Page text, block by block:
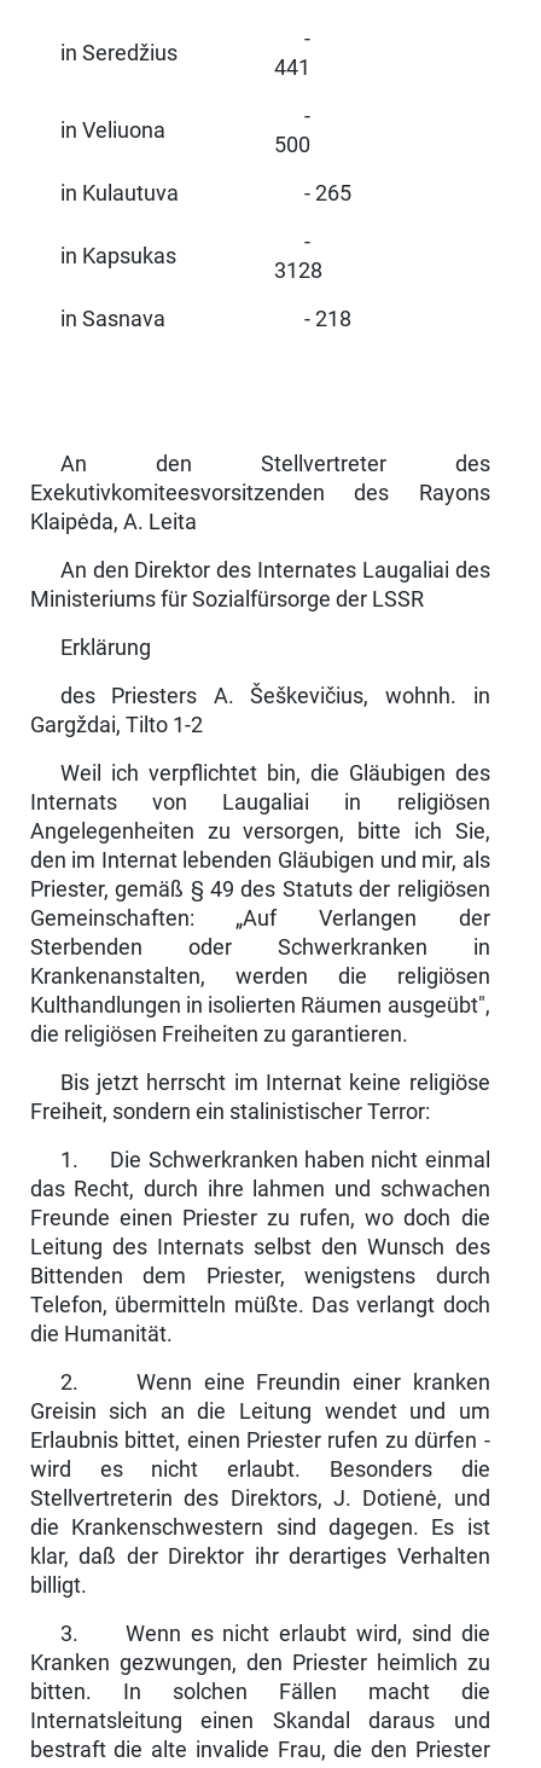
in Seredžius
-
441
in Veliuona
-
500
in Kulautuva
- 265
in Kapsukas
-
3128
in Sasnava
- 218
An den Stellvertreter des
Exekutivkomiteesvorsitzenden des Rayons
Klaipėda, A. Leita
An den Direktor des Internates Laugaliai des
Ministeriums für Sozial­fürsorge der LSSR
Erklärung
des Priesters A. Šeškevičius, wohnh. in
Gargždai, Tilto 1-2
Weil ich verpflichtet bin, die Gläubigen des
Internats von Laugaliai in religiösen
Angelegenheiten zu versorgen, bitte ich Sie,
den im Internat lebenden Gläubigen und mir, als
Priester, gemäß § 49 des Statuts der reli­giösen
Gemeinschaften: „Auf Verlangen der
Sterbenden oder Schwerkran­ken in
Krankenanstalten, werden die religiösen
Kulthandlungen in isolier­ten Räumen ausgeübt",
die religiösen Freiheiten zu garantieren.
Bis jetzt herrscht im Internat keine religiöse
Freiheit, sondern ein stalini­stischer Terror:
1. Die Schwerkranken haben nicht einmal
das Recht, durch ihre lahmen und schwachen
Freunde einen Priester zu rufen, wo doch die
Leitung des Internats selbst den Wunsch des
Bittenden dem Priester, wenigstens durch
Telefon, übermitteln müßte. Das verlangt doch
die Humanität.
2. Wenn eine Freundin einer kranken
Greisin sich an die Leitung wendet und um
Erlaubnis bittet, einen Priester rufen zu dürfen -
wird es nicht erlaubt. Besonders die
Stellvertreterin des Direktors, J. Dotienė, und
die Krankenschwestern sind dagegen. Es ist
klar, daß der Direktor ihr derarti­ges Verhalten
billigt.
3. Wenn es nicht erlaubt wird, sind die
Kranken gezwungen, den Priester heimlich zu
bitten. In solchen Fällen macht die
Internatsleitung einen Skandal daraus und
bestraft die alte invalide Frau, die den Priester